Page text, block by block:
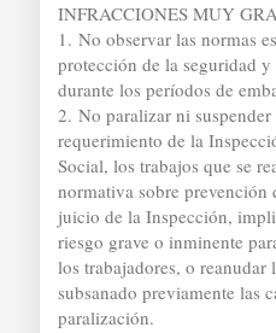
INFRACCIONES MUY
1. No observar las normas
protección de la seguridad
durante los períodos de
2. No paralizar ni
requerimiento de la
Social, los trabajos que se
normativa sobre prevención
juicio de la Inspección,
riesgo grave o inminente
los trabajadores, o reanudar
subsanado previamente las
paralización.